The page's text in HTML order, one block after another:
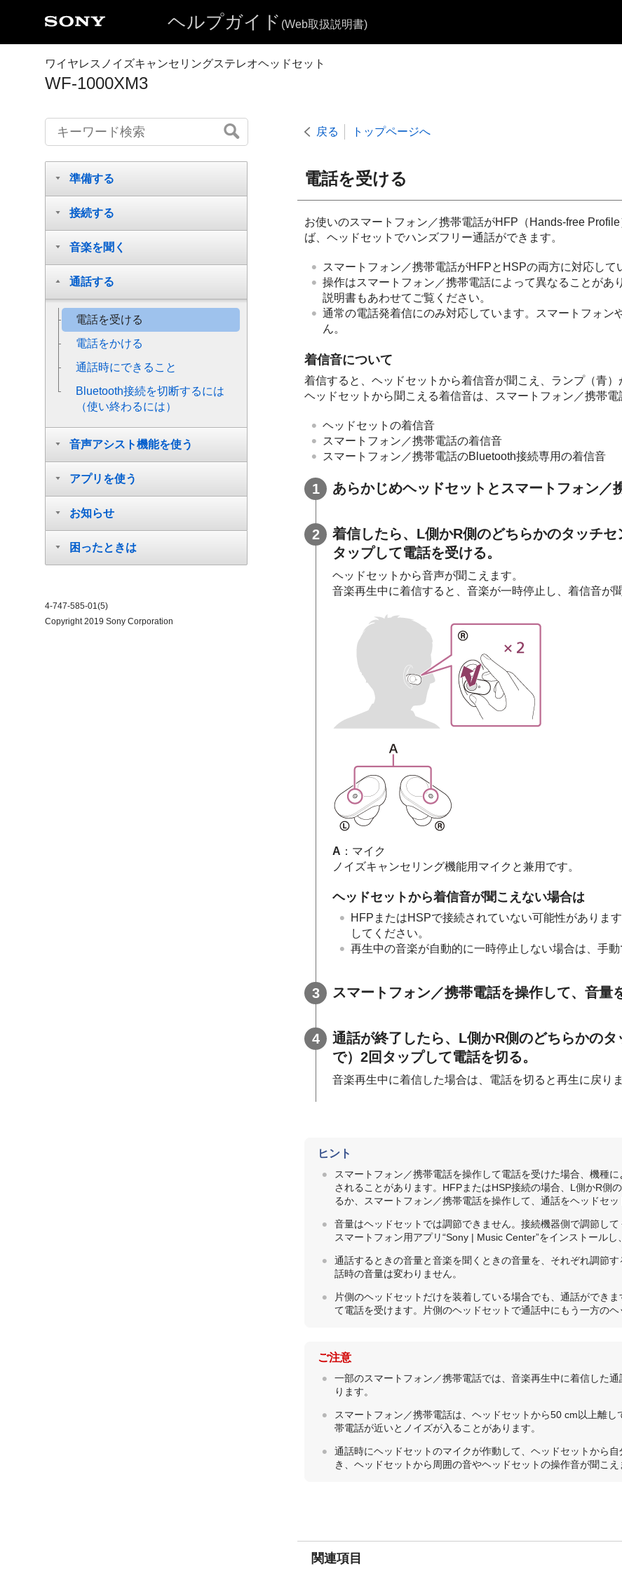
ヘルプガイド (Web取扱説明書)
ワイヤレスノイズキャンセリングステレオヘッドセット
WF-1000XM3
戻る トップページへ
電話を受ける
お使いのスマートフォン／携帯電話がHFP （ Hands-free Profile
ば、ヘッドセットでハンズフリー通話ができます。
スマートフォン／携帯電話がHFPと HSPの両方に対応して
操作はスマートフォン／携帯電話によって異なることがあ
説明書もあわせてご覧ください。
通常の電話発着信にのみ対応しています。スマートフォ
ん。
着信音について
着信すると、ヘッドセットから着信音が聞こえ、ランプ（青）
ヘッドセットから聞こえる着信音は、スマートフォン／携帯電
ヘッドセットの着信音
スマートフォン／携帯電話の着信音
スマートフォン／携帯電話のBluetooth接続専用の着信音
あらかじめヘッドセットとスマートフォン／
着信したら、L側かR側のどちらかのタッチ
タップして電話を受ける。
ヘッドセットから音声が聞こえます。
音楽再生中に着信すると、音楽が一時停止し、着信音が
A ：マイク
ノイズキャンセリング機能用マイクと兼用です。
ヘッドセットから着信音が聞こえない場合は
HFP またはHSPで接続されていない可能性がありま
してください。
再生中の音楽が自動的に一時停止しない場合は、手動
スマートフォン／携帯電話を操作して、音量
通話が終了したら、L側かR側のどちらかの
で）2回タップして電話を切る。
音楽再生中に着信した場合は、電話を切ると再生に戻りま
ヒント
スマートフォン／携帯電話を操作して電話を受けた場合、機種
されることがあります。 HFPまたはHSP接続の場合、L側かR側
るか、スマートフォン／携帯電話を操作して、通話をヘッドセッ
音量はヘッドセットでは調節できません。接続機器側で調節し
スマートフォン用アプリ“Sony | Music Center”をインストールし
通話するときの音量と音楽を聞くときの音量を、それぞれ調節
話時の音量は変わりません。
片側のヘッドセットだけを装着している場合でも、通話ができ
て電話を受けます。片側のヘッドセットで通話中にもう一方の
ご注意
一部のスマートフォン／携帯電話では、音楽再生中に着信した
ります。
スマートフォン／携帯電話は、ヘッドセットから50 cm以上離
帯電話が近いとノイズが入ることがあります。
通話時にヘッドセットのマイクが作動して、ヘッドセットから
き、ヘッドセットから周囲の音やヘッドセットの操作音が聞こえ
関連項目
準備する
接続する
音楽を聞く
通話する
電話を受ける
電話をかける
通話時にできること
Bluetooth接続を切断するには
（使い終わるには）
音声アシスト機能を使う
アプリを使う
お知らせ
困ったときは
4-747-585-01(5)
Copyright 2019 Sony Corporation